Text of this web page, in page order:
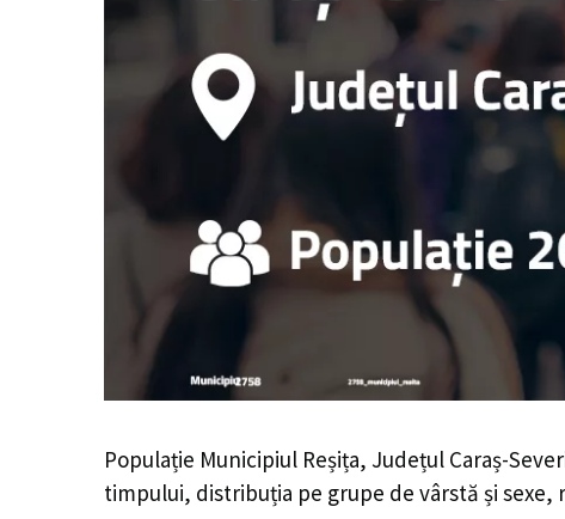
Populație Municipiul Reșița, Județul Caraș-
timpului, distribuția pe grupe de vârstă și